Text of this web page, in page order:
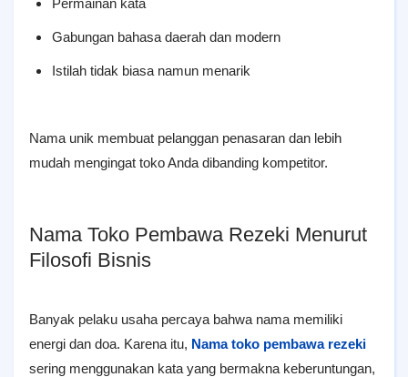
Permainan kata
Gabungan bahasa daerah dan modern
Istilah tidak biasa namun menarik
Nama unik membuat pelanggan penasaran dan lebih
mudah mengingat toko Anda dibanding kompetitor.
Nama Toko Pembawa Rezeki Menurut
Filosofi Bisnis
Banyak pelaku usaha percaya bahwa nama memiliki
energi dan doa. Karena itu, Nama toko pembawa rezeki
sering menggunakan kata yang bermakna keberuntungan,